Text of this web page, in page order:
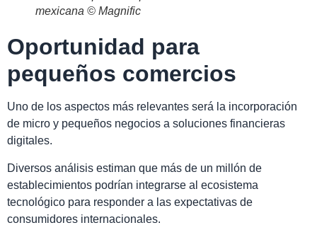
mexicana © Magnific
Oportunidad para
pequeños comercios
Uno de los aspectos más relevantes será la incorporación
de micro y pequeños negocios a soluciones financieras
digitales.
Diversos análisis estiman que más de un millón de
establecimientos podrían integrarse al ecosistema
tecnológico para responder a las expectativas de
consumidores internacionales.